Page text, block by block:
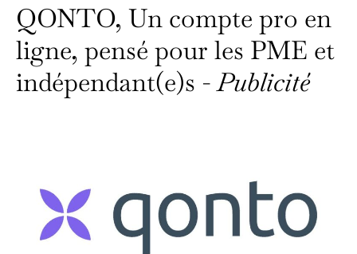
QONTO, Un compte pro en
ligne, pensé pour les PME et
indépendant(e)s -Publicité